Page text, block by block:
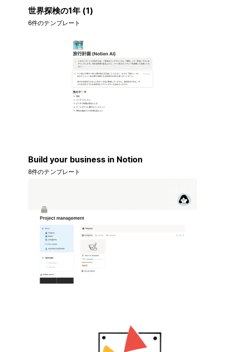
世界探検の1年 (1)
6件のテンプレート
Build your business in Notion
8件のテンプレート